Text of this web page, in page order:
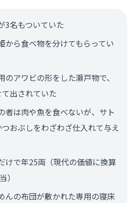
3名もついていた
から食べ物を分けてもらってい
のアワビの形をした瀬戸物で、
出されていた
者は肉や魚を食べないが、サト
おぶしをわざわざ仕入れて与え
けで年25両（現代の価値に換算
）
んの布団が敷かれた専用の寝床